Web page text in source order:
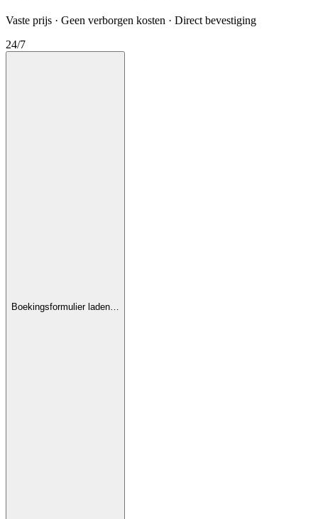
Vaste prijs · Geen verborgen kosten · Direct bevestiging
24/7
Boekingsformulier laden…